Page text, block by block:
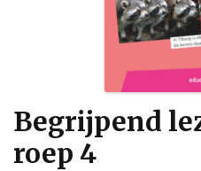
Begrijpend
roep 4